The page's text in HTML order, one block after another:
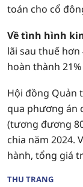
toán cho cổ
Về tình hình
lãi sau thuế hơn
hoàn thành
Hội đồng Quản
qua phương án
(tương đương
chia năm 2024.
hành, tổng giá
THU TRANG